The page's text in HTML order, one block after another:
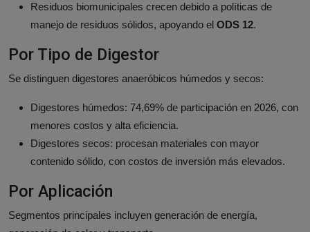
Residuos biomunicipales crecen debido a políticas de
manejo de residuos sólidos, apoyando el ODS 12.
Por Tipo de Digestor
Se distinguen digestores anaeróbicos húmedos y secos:
Digestores húmedos: 74,69% de participación en 2026, con
menores costos y alta eficiencia.
Digestores secos: procesan materiales con mayor
contenido sólido, con costos de inversión más elevados.
Por Aplicación
Segmentos principales incluyen generación de energía,